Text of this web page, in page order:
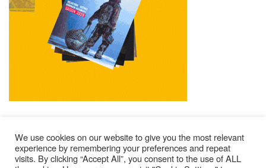
Mentions Légales Contacts Où Trouver Poly ?
We use cookies on our website to give you the most relevant
experience by remembering your preferences and repeat
visits. By clicking “Accept All”, you consent to the use of ALL